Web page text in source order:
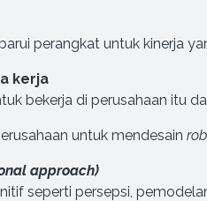
perangkat untuk kinerja
kerja
bekerja di perusahaan itu
untuk mendesain
approach)
seperti persepsi,